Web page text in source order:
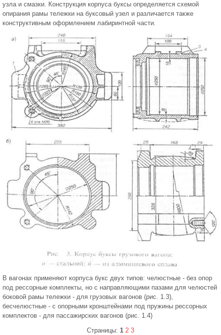
узла и смазки. Конструкция корпуса буксы определяется схемой
опирания рамы тележки на буксовый узел и различается также
конструктивным оформлением лабиринтной части.
В вагонах применяют корпуса букс двух типов: челюстные - без опор
под рессорные комплекты, но с направляющими пазами для челюстей
боковой рамы тележки - для грузовых вагонов (рис. 1.3),
бесчелюстные - с опорными кронштейнами под пружины рессорных
комплектов - для пассажирских вагонов (рис. 1.4)
Страницы: 1 2 3